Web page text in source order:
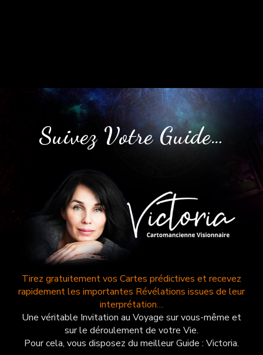
Suivez Votre Guide…
Tirez gratuitement vos Cartes prédictives et recevez
rapidement les importantes Révélations issues de leur
interprétation…
Une véritable Invitation au Voyage sur vous-même et
sur le déroulement de votre Vie.
Pour cela, vous disposez du meilleur Guide : Victoria.